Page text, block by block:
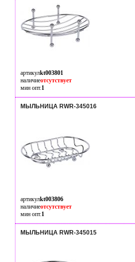
артикулkt003801
наличиеотсутствует
мин опт.1
МЫЛЬНИЦА RWR-345016
артикулkt003806
наличиеотсутствует
мин опт.1
МЫЛЬНИЦА RWR-345015